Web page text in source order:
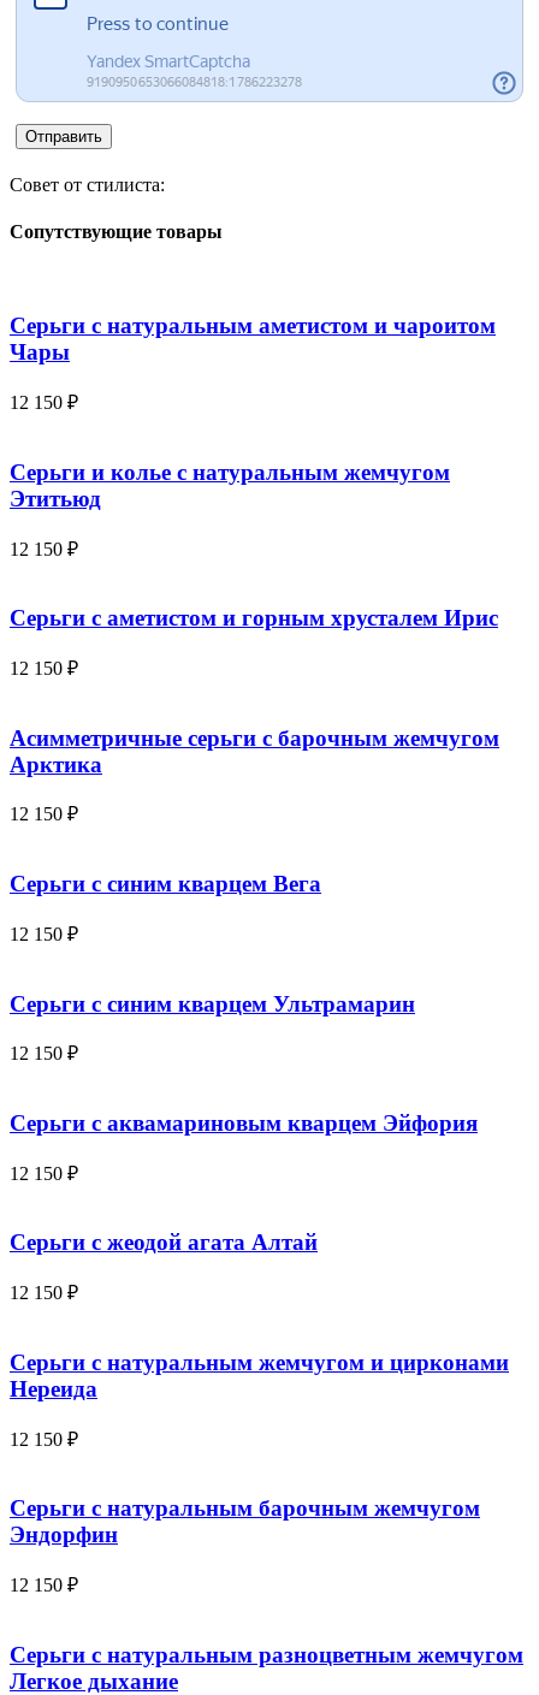
Совет от стилиста:
Сопутствующие товары
Серьги с натуральным аметистом и чароитом
Чары
12 150 ₽
Серьги и колье с натуральным жемчугом
Этитьюд
12 150 ₽
Серьги с аметистом и горным хрусталем Ирис
12 150 ₽
Асимметричные серьги с барочным жемчугом
Арктика
12 150 ₽
Серьги с синим кварцем Вега
12 150 ₽
Серьги с синим кварцем Ультрамарин
12 150 ₽
Серьги с аквамариновым кварцем Эйфория
12 150 ₽
Серьги с жеодой агата Алтай
12 150 ₽
Серьги с натуральным жемчугом и цирконами
Нереида
12 150 ₽
Серьги с натуральным барочным жемчугом
Эндорфин
12 150 ₽
Серьги с натуральным разноцветным жемчугом
Легкое дыхание